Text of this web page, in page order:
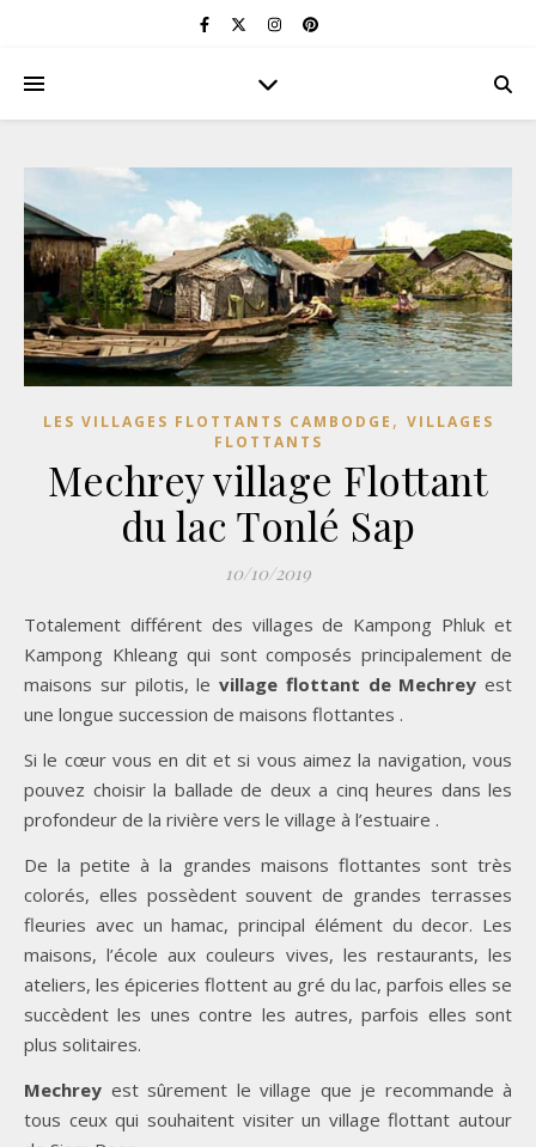
LES VILLAGES FLOTTANTS CAMBODGE , VILLAGES
FLOTTANTS
Mechrey village Flottant
du lac Tonlé Sap
10/10/2019
Totalement différent des villages de Kampong Phluk et
Kampong Khleang qui sont composés principalement de
maisons sur pilotis, le village flottant de Mechrey est
une longue succession de maisons flottantes .
Si le cœur vous en dit et si vous aimez la navigation, vous
pouvez choisir la ballade de deux a cinq heures dans les
profondeur de la rivière vers le village à l’estuaire .
De la petite à la grandes maisons flottantes sont très
colorés, elles possèdent souvent de grandes terrasses
fleuries avec un hamac, principal élément du decor. Les
maisons, l’école aux couleurs vives, les restaurants, les
ateliers, les épiceries flottent au gré du lac, parfois elles se
succèdent les unes contre les autres, parfois elles sont
plus solitaires.
Mechrey est sûrement le village que je recommande à
tous ceux qui souhaitent visiter un village flottant autour